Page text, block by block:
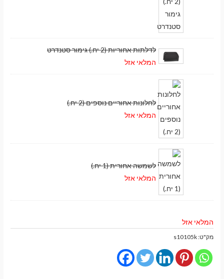
לדלתות אחוריות (2 יח.) גימור סטנדרט
המלאי אזל
לחלונות אחוריים נוספים (2 יח.)
המלאי אזל
לשמשה אחורית (1 יח.)
המלאי אזל
המלאי אזל
מק"ט:s10105k